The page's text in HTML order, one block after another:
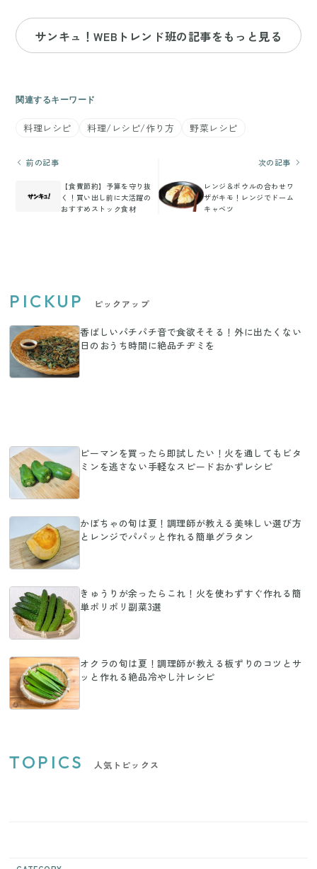
サンキュ！WEBトレンド班の記事をもっと見る
関連するキーワード
料理レシピ 料理/レシピ/作り方 野菜レシピ
前の記事
【食費節約】予算を守り抜
く！買い出し前に大活躍の
おすすめストック食材
次の記事
レンジ＆ボウルの合わせワ
ザがキモ！レンジでドーム
キャベツ
PICKUP ピックアップ
香ばしいパチパチ音で食欲そそる！外に出たくない
日のおうち時間に絶品チヂミを
ピーマンを買ったら即試したい！火を通してもビタ
ミンを逃さない手軽なスピードおかずレシピ
かぼちゃの旬は夏！調理師が教える美味しい選び方
とレンジでパパッと作れる簡単グラタン
きゅうりが余ったらこれ！火を使わずすぐ作れる簡
単ポリポリ副菜3選
オクラの旬は夏！調理師が教える板ずりのコツとサ
ッと作れる絶品冷やし汁レシピ
TOPICS 人気トピックス